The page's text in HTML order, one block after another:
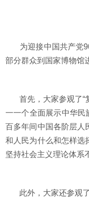
为迎接中国共产党90
部分群众到国家博物馆
首先，大家参观了“
一一个全面展示中华民
百多年间中国各阶层人
和人民为什么和怎样选
坚持社会主义理论体系
此外，大家还参观了